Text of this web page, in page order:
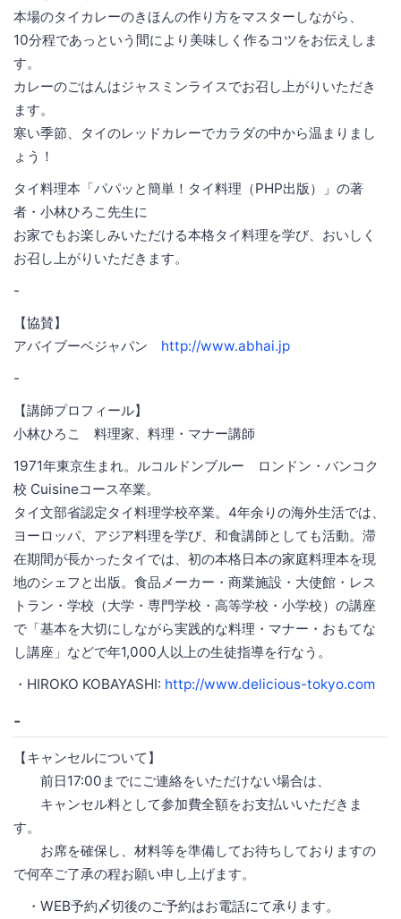
本場のタイカレーのきほんの作り方をマスターしながら、
10分程であっという間により美味しく作るコツをお伝えしま
す。
カレーのごはんはジャスミンライスでお召し上がりいただき
ます。
寒い季節、タイのレッドカレーでカラダの中から温まりまし
ょう！
タイ料理本「パパッと簡単！タイ料理（PHP出版）」の著
者・小林ひろこ先生に
お家でもお楽しみいただける本格タイ料理を学び、おいしく
お召し上がりいただきます。
-
【協賛】
アバイブーベジャパン http://www.abhai.jp
-
【講師プロフィール】
小林ひろこ 料理家、料理・マナー講師
1971年東京生まれ。ルコルドンブルー ロンドン・バンコク
校 Cuisineコース卒業。
タイ文部省認定タイ料理学校卒業。4年余りの海外生活では、
ヨーロッパ、アジア料理を学び、和食講師としても活動。滞
在期間が長かったタイでは、初の本格日本の家庭料理本を現
地のシェフと出版。食品メーカー・商業施設・大使館・レス
トラン・学校（大学・専門学校・高等学校・小学校）の講座
で「基本を大切にしながら実践的な料理・マナー・おもてな
し講座」などで年1,000人以上の生徒指導を行なう。
・HIROKO KOBAYASHI: http://www.delicious-tokyo.com
-
【キャンセルについて】
前日17:00までにご連絡をいただけない場合は、
キャンセル料として参加費全額をお支払いいただきま
す。
お席を確保し、材料等を準備してお待ちしておりますの
で何卒ご了承の程お願い申し上げます。
・WEB予約〆切後のご予約はお電話にて承ります。